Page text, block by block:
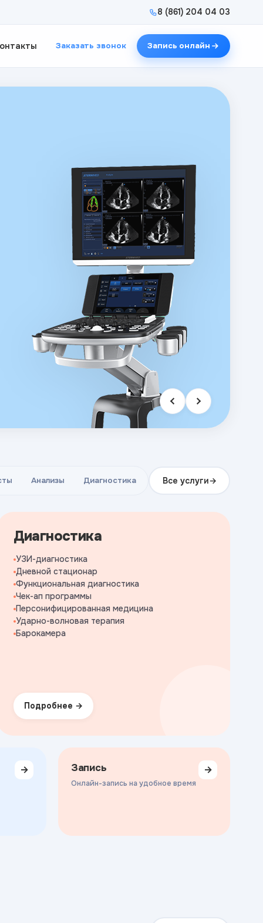
8 (861) 204 04 03
Заказать звонок Запись онлайн
Анализы Диагностика Все услуги
Диагностика
УЗИ-диагностика
Дневной стационар
Функциональная диагностика
Чек-ап программы
Персонифицированная медицина
Ударно-волновая терапия
Барокамера
Подробнее
→ Запись
Онлайн-запись на удобное время
→